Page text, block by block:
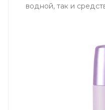
водной, так и